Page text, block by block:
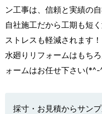
ン工事は、信頼と実績の
自社施工だから工期も短
ストレスも軽減されます！
水廻りリフォームはもち
ォームはお任せ下さい
採寸・お見積からサン